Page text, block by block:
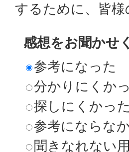
するために、皆
感想をお聞かせ
参考になった
分かりにくか
探しにくかった
参考にならな
聞きなれない